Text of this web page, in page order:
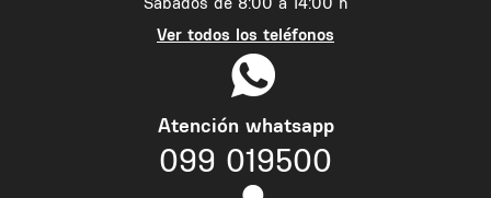
Ver todos los teléfonos
Atención whatsapp
099 019500